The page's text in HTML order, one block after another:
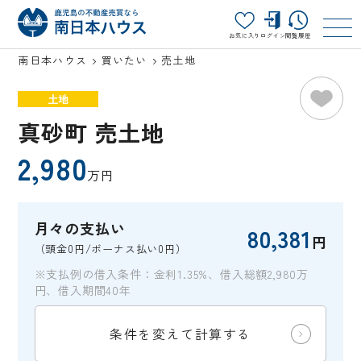
お気に入り ログイン閲覧履歴
南日本ハウス 買いたい 売土地
土地
真砂町 売土地
2,980万円
月々の支払い
（頭金0円/ボーナス払い0円） 80,381 円
※支払例の借入条件：金利1.35%、借入総額2,980万
円、借入期間40年
条件を変えて計算する